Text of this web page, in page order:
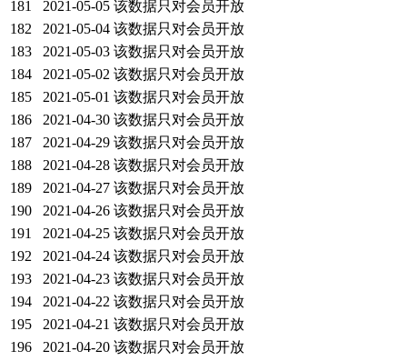
181
2021-05-05 该数据只对会员开放
182
2021-05-04 该数据只对会员开放
183
2021-05-03 该数据只对会员开放
184
2021-05-02 该数据只对会员开放
185
2021-05-01 该数据只对会员开放
186
2021-04-30 该数据只对会员开放
187
2021-04-29 该数据只对会员开放
188
2021-04-28 该数据只对会员开放
189
2021-04-27 该数据只对会员开放
190
2021-04-26 该数据只对会员开放
191
2021-04-25 该数据只对会员开放
192
2021-04-24 该数据只对会员开放
193
2021-04-23 该数据只对会员开放
194
2021-04-22 该数据只对会员开放
195
2021-04-21 该数据只对会员开放
196
2021-04-20 该数据只对会员开放